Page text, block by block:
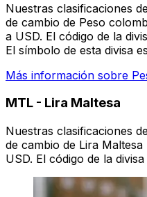
Nuestras clasificaciones
de cambio de Peso
a USD. El código de la
El símbolo de esta divisa
Más información sobre
MTL - Lira Maltesa
Nuestras clasificaciones
de cambio de Lira
USD. El código de la